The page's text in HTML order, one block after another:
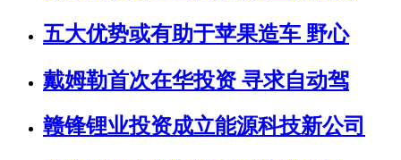
五大优势或有助于苹果造车 野心
戴姆勒首次在华投资 寻求自动驾
赣锋锂业投资成立能源科技新公司